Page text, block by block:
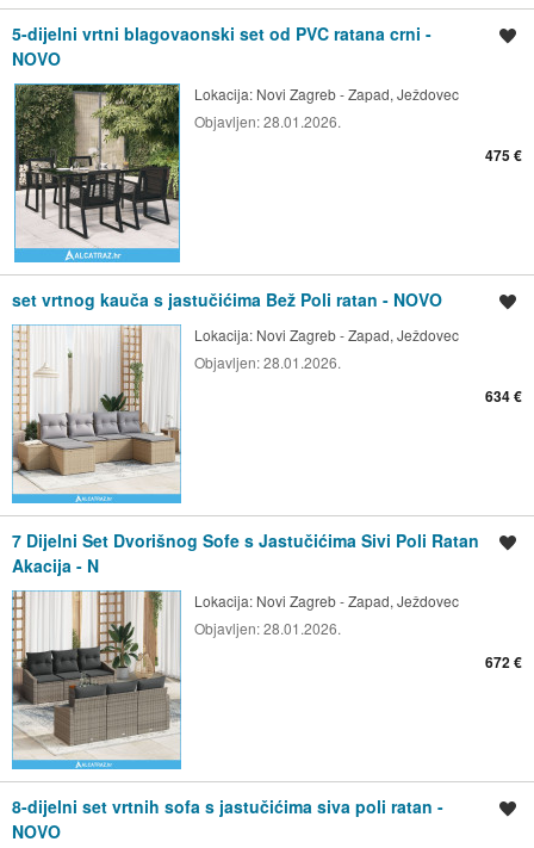
5-dijelni vrtni blagovaonski set od PVC ratana crni -
NOVO
Lokacija: Novi Zagreb - Zapad, Ježdovec
Objavljen:28.01.2026.
475 €
set vrtnog kauča s jastučićima Bež Poli ratan - NOVO
Lokacija: Novi Zagreb - Zapad, Ježdovec
Objavljen:28.01.2026.
634 €
7 Dijelni Set Dvorišnog Sofe s Jastučićima Sivi Poli Ratan
Akacija - N
Lokacija: Novi Zagreb - Zapad, Ježdovec
Objavljen:28.01.2026.
672 €
8-dijelni set vrtnih sofa s jastučićima siva poli ratan -
NOVO